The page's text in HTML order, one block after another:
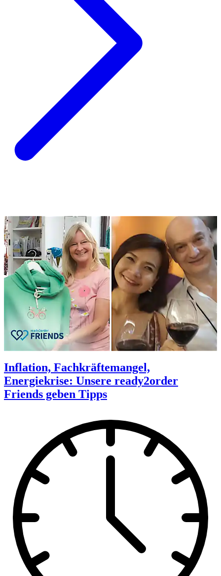
Inflation, Fachkräftemangel,
Energiekrise: Unsere ready2order
Friends geben Tipps